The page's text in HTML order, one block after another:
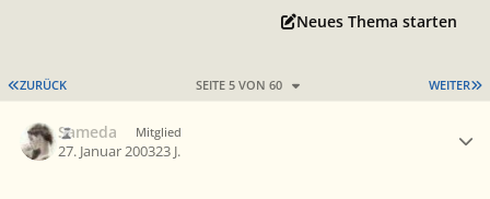
Neues Thema starten
ERSTE SEITE
ZURÜCK WEITER
SEITE 5 VON 60
Sameda Mitglied
27. Januar 200323 J.